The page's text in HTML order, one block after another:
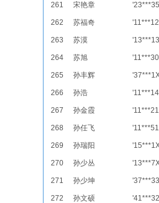
261 宋艳章 '23***35
262 苏福奇 '11***12
263 苏漠 '13***13
264 苏旭 '11***30
265 孙丰辉
266 孙浩 '11***14
267 孙金霞 '11***21
268 孙任飞 '11***51
269 孙瑞阳
270 孙少丛
271 孙少坤 '37***33
272 孙文硕 '41***32